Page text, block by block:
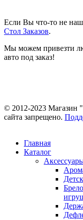
Если Вы что-то не
Стол Заказов.
Мы можем привезти
авто под заказ!
© 2012-2023 Магазин
сайта запрещено.
Главная
Каталог